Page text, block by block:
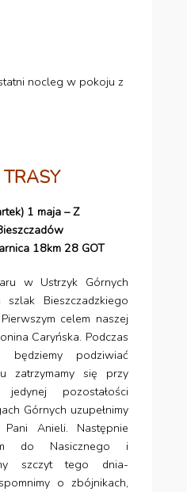
nocleg w pokoju z
1 maja – Z
18km 28 GOT
w Ustrzyk Górnych
Bieszczadzkiego
celem naszej
Caryńska. Podczas
będziemy podziwiać
zatrzymamy się przy
pozostałości
Górnych uzupełnimy
Anieli. Następnie
do Nasicznego i
szczyt tego dnia-
o zbójnikach,